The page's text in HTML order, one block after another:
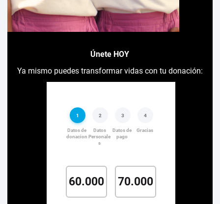
Únete HOY
Ya mismo puedes transformar vidas con tu donación: